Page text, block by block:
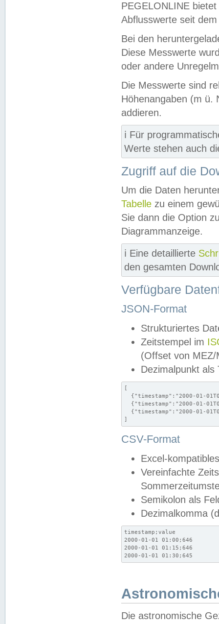
PEGELONLINE
Abflusswerte seit
Bei den
Diese Messwerte
oder andere
Die Messwerte sind
Höhenangaben (m ü.
addieren.
ℹ️ Für
Werte stehen auch
Zugriff auf die
Um die Daten
Tabelle zu einem
Sie dann die Option
Diagrammanzeige.
ℹ️ Eine detaillierte
den gesamten
Verfügbare
JSON-Format
Strukturiertes
Zeitstempel im
(Offset von MEZ/
Dezimalpunkt als
[
{"timestamp":"2000-01-
{"timestamp":"2000-01-
{"timestamp":"2000-01-
]
CSV-Format
Excel-
Vereinfachte
Semikolon als
Dezimalkomma
timestamp;value
2000-01-01 01:00;646
2000-01-01 01:15;646
2000-01-01 01:30;645
Die astronomische